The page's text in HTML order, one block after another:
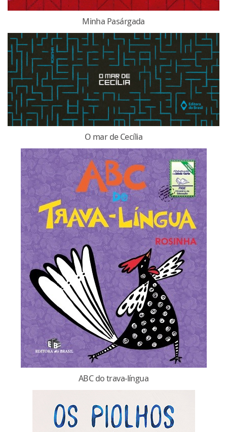
Minha Pasárgada
O mar de Cecília
ABC do trava-língua